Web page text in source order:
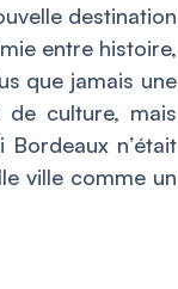
destination
entre histoire,
que jamais une
de culture, mais
n’était
ville comme un